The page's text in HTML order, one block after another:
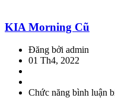
KIA Morning Cũ
Đăng bởi admin
01 Th4, 2022
Chức năng bình luận